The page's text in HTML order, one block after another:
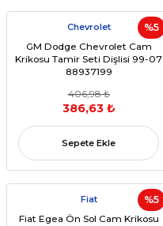
%5
Chevrolet
GM Dodge Chevrolet Cam
Krikosu Tamir Seti Dişlisi 99-07
88937199
406,98 ₺
386,63 ₺
Sepete Ekle
%5
Fiat
Fiat Egea Ön Sol Cam Krikosu